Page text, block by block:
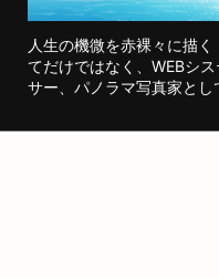
人生の機微を赤裸々に描
てだけではなく、WEBシ
サー、パノラマ写真家とし